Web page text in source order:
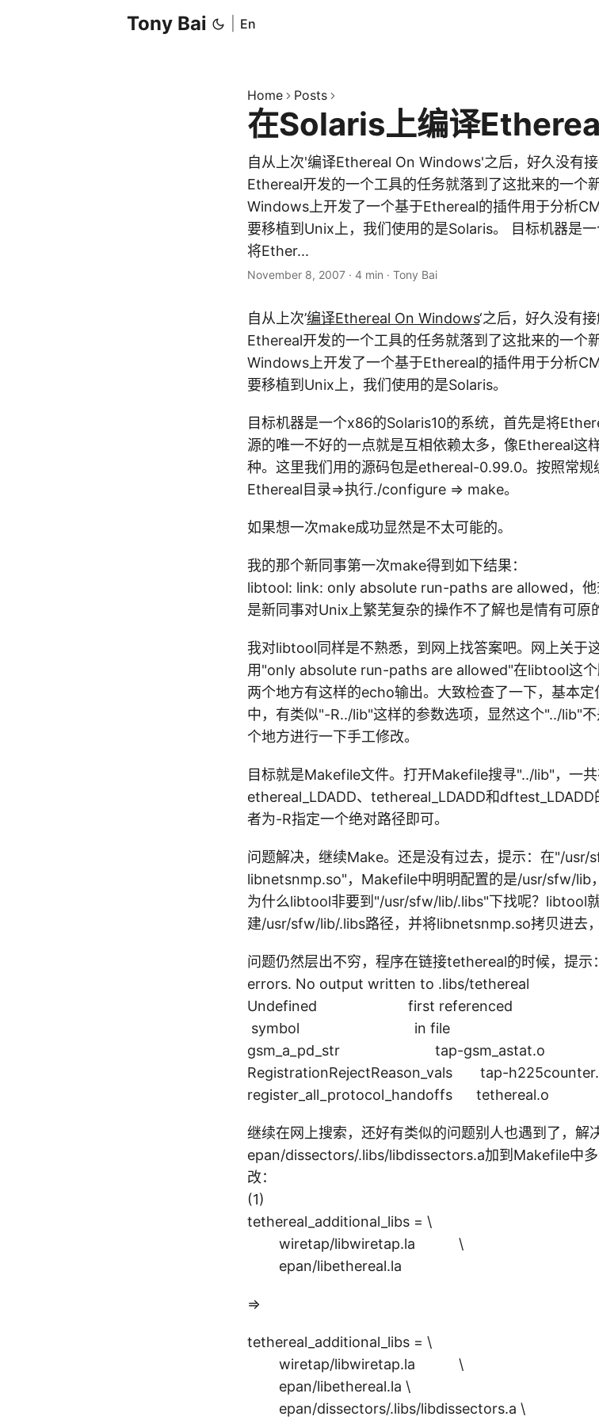
Tony Bai En
Home Posts
在Solaris上编译
自从上次'编译Ethereal On Windows'之后，好久没有
Ethereal开发的一个工具的任务就落到了这批来的一个
Windows上开发了一个基于Ethereal的插件用于分析
要移植到Unix上，我们使用的是Solaris。 目标机器是
将Ether...
November 8, 2007 · 4 min · Tony Bai
自从上次’编译Ethereal On Windows‘之后，好久没有
Ethereal开发的一个工具的任务就落到了这批来的一个
Windows上开发了一个基于Ethereal的插件用于分析
要移植到Unix上，我们使用的是Solaris。
目标机器是一个x86的Solaris10的系统，首先是将
源的唯一不好的一点就是互相依赖太多，像Ethereal这
种。这里我们用的源码包是ethereal-0.99.0。按照常规
Ethereal目录=>执行./configure => make。
如果想一次make成功显然是不太可能的。
我的那个新同事第一次make得到如下结果：
libtool: link: only absolute run-paths are allowed，他
是新同事对Unix上繁芜复杂的操作不了解也是情有可原
我对libtool同样是不熟悉，到网上找答案吧。网上关于
用"only absolute run-paths are allowed"在libtool这个
两个地方有这样的echo输出。大致检查了一下，基本
中，有类似"-R../lib"这样的参数选项，显然这个"../lib"
个地方进行一下手工修改。
目标就是Makefile文件。打开Makefile搜寻"../lib"，一共
ethereal_LDADD、tethereal_LDADD和
者为-R指定一个绝对路径即可。
问题解决，继续Make。还是没有过去，提示：在"/usr/
libnetsnmp.so"，Makefile中明明配置的是/usr/sfw/lib
为什么libtool非要到"/usr/sfw/lib/.libs"下找呢？libtool
建/usr/sfw/lib/.libs路径，并将libnetsnmp.so拷贝进去
问题仍然层出不穷，程序在链接tethereal的时候，提
errors. No output written to .libs/tethereal
Undefined first referenced
symbol in file
gsm_a_pd_str tap-gsm_astat.o
RegistrationRejectReason_vals tap-
register_all_protocol_handoffs tethereal.o
继续在网上搜索，还好有类似的问题别人也遇到了，解
epan/dissectors/.libs/libdissectors.a加到Makefile中
改：
(1)
tethereal_additional_libs = \
wiretap/libwiretap.la \
epan/libethereal.la
=>
tethereal_additional_libs = \
wiretap/libwiretap.la \
epan/libethereal.la \
epan/dissectors/.libs/libdissectors.a \